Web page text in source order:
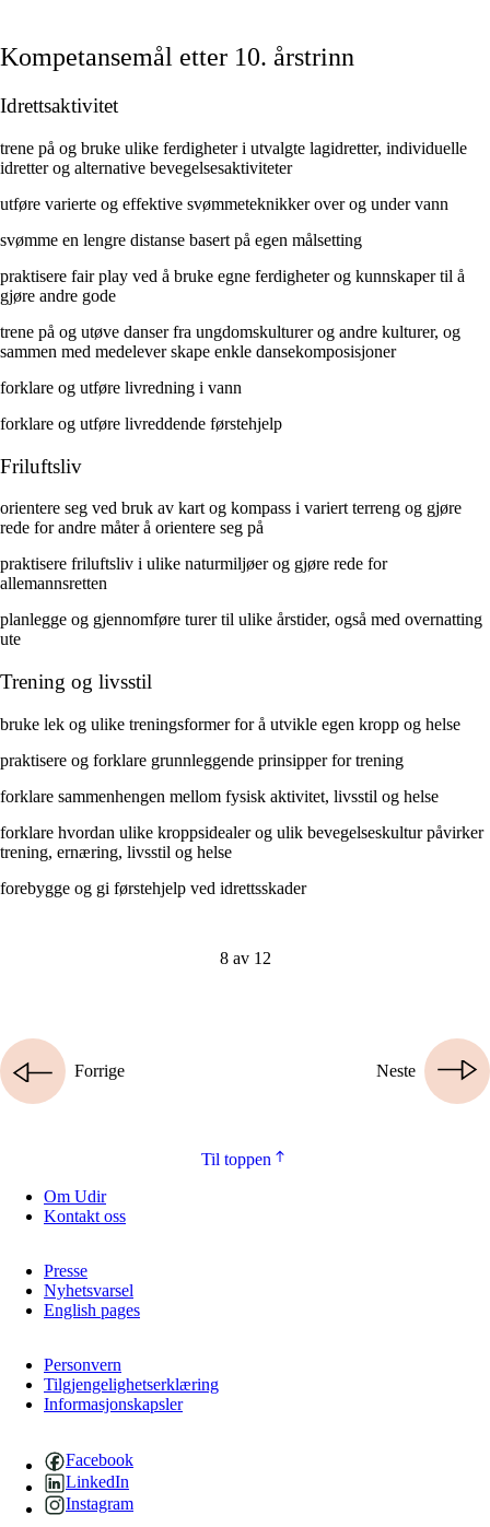
Kompetansemål etter 10. årstrinn
Idrettsaktivitet
trene på og bruke ulike ferdigheter i utvalgte lagidretter, individuelle
idretter og alternative bevegelsesaktiviteter
utføre varierte og effektive svømmeteknikker over og under vann
svømme en lengre distanse basert på egen målsetting
praktisere fair play ved å bruke egne ferdigheter og kunnskaper til å
gjøre andre gode
trene på og utøve danser fra ungdomskulturer og andre kulturer, og
sammen med medelever skape enkle dansekomposisjoner
forklare og utføre livredning i vann
forklare og utføre livreddende førstehjelp
Friluftsliv
orientere seg ved bruk av kart og kompass i variert terreng og gjøre
rede for andre måter å orientere seg på
praktisere friluftsliv i ulike naturmiljøer og gjøre rede for
allemannsretten
planlegge og gjennomføre turer til ulike årstider, også med overnatting
ute
Trening og livsstil
bruke lek og ulike treningsformer for å utvikle egen kropp og helse
praktisere og forklare grunnleggende prinsipper for trening
forklare sammenhengen mellom fysisk aktivitet, livsstil og helse
forklare hvordan ulike kroppsidealer og ulik bevegelseskultur påvirker
trening, ernæring, livsstil og helse
forebygge og gi førstehjelp ved idrettsskader
8 av 12
Neste
Forrige
Til toppen
Om Udir
Kontakt oss
Presse
Nyhetsvarsel
English pages
Personvern
Tilgjengelighetserklæring
Informasjonskapsler
Facebook
LinkedIn
Instagram